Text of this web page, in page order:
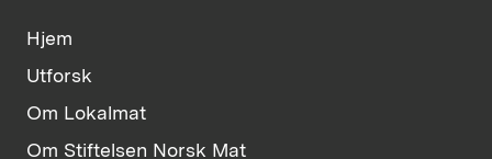
Hjem
Utforsk
Om Lokalmat
Om Stiftelsen Norsk Mat